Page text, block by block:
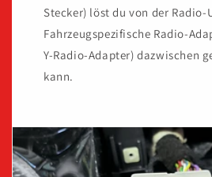
Stecker) löst du von der
Fahrzeugspezifische Radio-
Y-Radio-Adapter) dazwischen
kann.